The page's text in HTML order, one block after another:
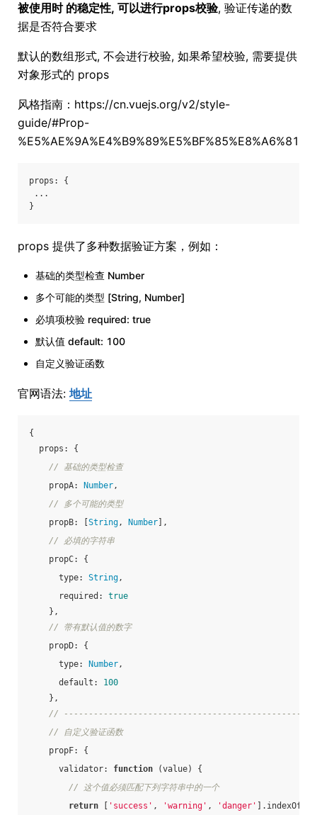
被使用时 的稳定性, 可以进行props校验, 验证传递的数
据是否符合要求
默认的数组形式, 不会进行校验, 如果希望校验, 需要提供
对象形式的 props
风格指南：https://cn.vuejs.org/v2/style-
guide/#Prop-
%E5%AE%9A%E4%B9%89%E5%BF%85%E8%A6%81
props: {
...
}
props 提供了多种数据验证方案，例如：
基础的类型检查 Number
多个可能的类型 [String, Number]
必填项校验 required: true
默认值 default: 100
自定义验证函数
官网语法: 地址
{
props : {
// 基础的类型检查
propA: Number,
// 多个可能的类型
propB: [ String, Number ],
// 必填的字符串
propC: {
type: String,
required : true
},
// 带有默认值的数字
propD: {
type: Number,
default : 100
},
//
// 自定义验证函数
propF: {
validator: function (value) {
// 这个值必须匹配下列字符串中的一个
return
'success' , 'warning' , 'danger'